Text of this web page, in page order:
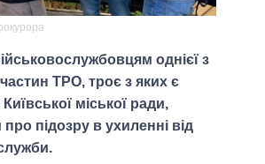
однієї з
ТРО, троє з яких є
міської ради,
підозру в ухиленні від